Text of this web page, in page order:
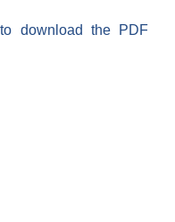
download the PDF